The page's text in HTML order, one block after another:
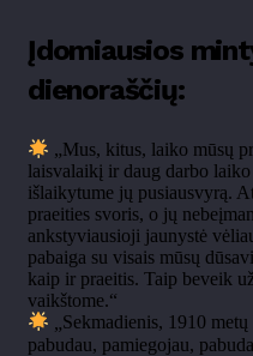
Įdomiausios
dienoraščių:
„Mus, kitus, laiko mūsų
laisvalaikį ir daug darbo
išlaikytume jų pusiausvyrą.
praeities svoris, o jų
ankstyviausioji jaunystė
pabaiga su visais mūsų
kaip ir praeitis. Taip beveik
vaikštome.“
„Sekmadienis, 1910
pabudau, pamiegojau,